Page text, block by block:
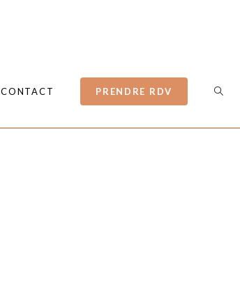
CONTACT PRENDRE RDV